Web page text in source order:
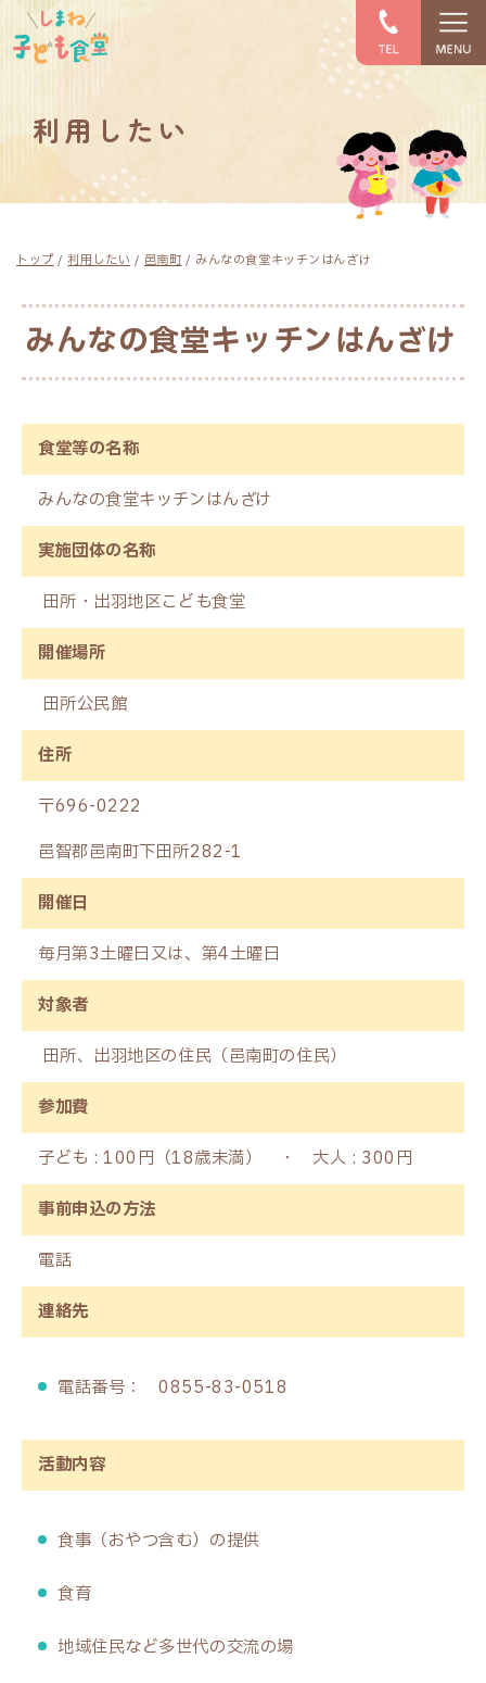
このページの本文へ
利用したい
現
の
置：
トップ /利用したい / 邑南町 / みんなの食堂キッチンはんざけ
みんなの食堂キッチンはんざけ
食堂等の名称
みんなの食堂キッチンはんざけ
実施団体の名称
田所・出羽地区こども食堂
開催場所
田所公民館
住所
〒696-0222
邑智郡邑南町下田所282-1
開催日
毎月第3土曜日又は、第4土曜日
対象者
田所、出羽地区の住民（邑南町の住民）
参加費
子ども : 100円（18歳未満） ・ 大人 : 300円
事前申込の方法
電話
連絡先
電話番号： 0855-83-0518
活動内容
食事（おやつ含む）の提供
食育
地域住民など多世代の交流の場